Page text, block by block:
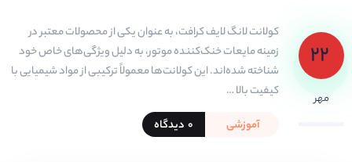
۲۲
مهر
کولانت‌ لانگ لایف کرافت، به عنوان یکی از محصولات معتبر در
زمینه مایعات خنک‌کننده موتور، به دلیل ویژگی‌های خاص خود
شناخته شده‌اند. این کولانت‌ها معمولاً ترکیبی از مواد شیمیایی با
کیفیت بالا …
آموزشی
۰ دیدگاه